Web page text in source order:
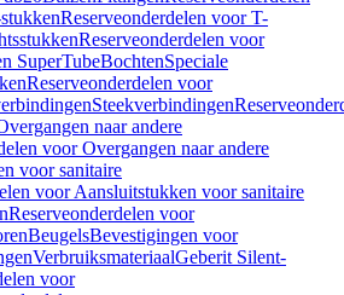
Reserveonderdelen voor T-
Reserveonderdelen voor
SuperTubeBochtenSpeciale
Reserveonderdelen voor
Steekverbindingen
naar andere
voor Overgangen naar andere
voor sanitaire
voor Aansluitstukken voor sanitaire
Reserveonderdelen voor
BeugelsBevestigingen voor
VerbruiksmateriaalGeberit Silent-
voor